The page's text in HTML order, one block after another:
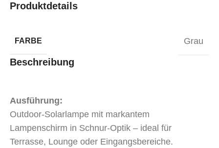
Produktdetails
FARBE Grau
Beschreibung
Ausführung:
Outdoor-Solarlampe mit markantem
Lampenschirm in Schnur-Optik – ideal für
Terrasse, Lounge oder Eingangsbereiche.